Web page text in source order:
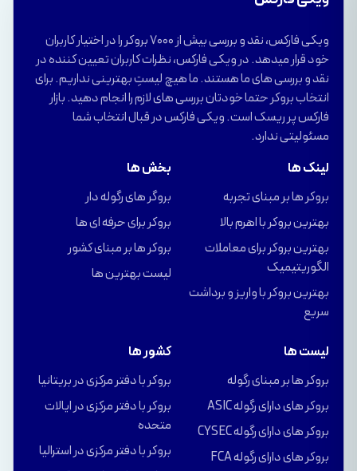
ویکی فارکس، نقد و بررسی بیش از 7000 بروکر را در اختیار کاربران
خود قرار میدهد. در ویکی فارکس، نظرات کاربران تعیین کننده در
نقد و بررسی های ما هستند. ما هیچ لیستِ بهترینی نداریم. برای
انتخاب بروکر حتما خودتان بررسی های لازم را انجام دهید. بازار
فارکس پر ریسک است. ویکی فارکس در قبال انتخاب شما
مسئولیتی ندارد.
لینک ها
بروکر ها بر مبنای تجربه
بهترین بروکر با اهرم بالا
بهترین بروکر برای معاملات
الگوریتیمیک
بهترین بروکر با واریز و برداشت
سریع
بخش ها
بروگر های رگوله دار
بروکر برای حرفه ای ها
بروکر ها بر مبنای کشور
لیست بهترین ها
لیست ها
بروکر ها بر مبنای رگوله
بروکر های دارای رگوله ASIC
بروکر های دارای رگوله CYSEC
بروکر های دارای رگوله FCA
کشور ها
بروکر با دفتر مرکزی در بریتانیا
بروکر با دفتر مرکزی در ایالات
متحده
بروکر با دفتر مرکزی در استرالیا